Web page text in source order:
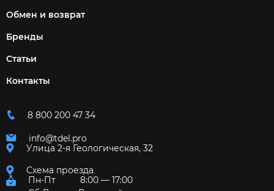
Обмен и возврат
Бренды
Статьи
Контакты
8 800 200 47 34
info@tdel.pro
Улица 2-я Геологическая, 32
Схема проезда
Пн-Пт
8:00 — 17:00